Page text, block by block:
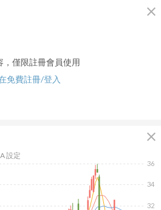
close
，僅限註冊會員使用
免費註冊/登入
close
32
34
36
設定